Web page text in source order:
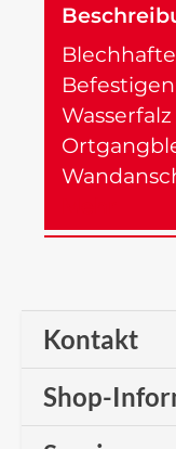
Kontakt
Shop-